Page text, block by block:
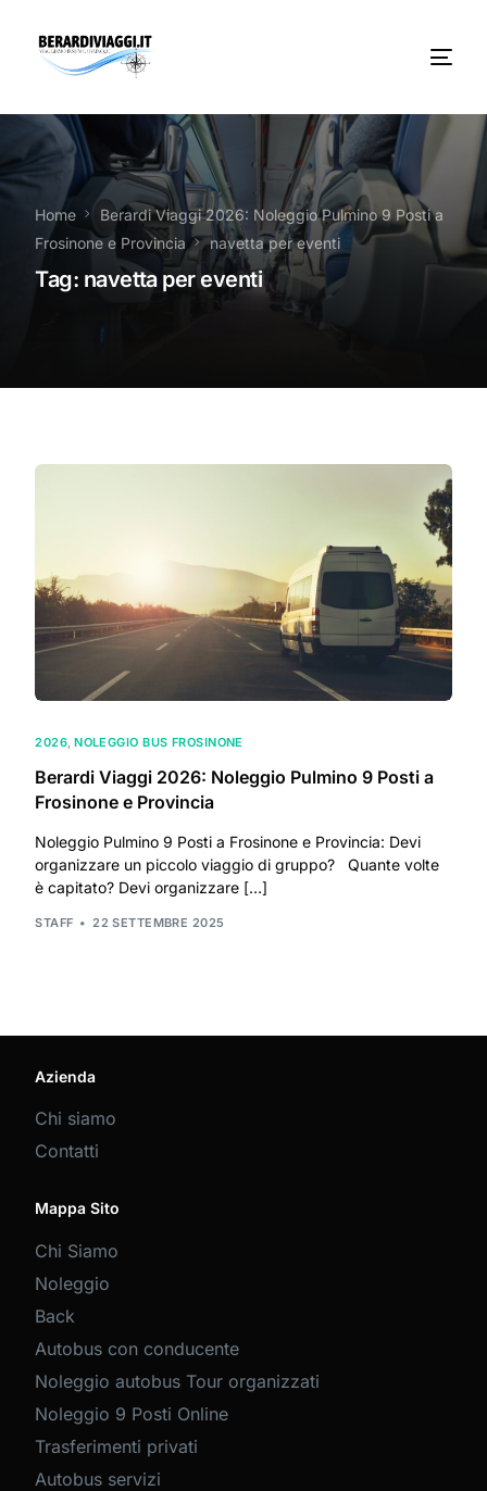
Home
Berardi Viaggi 2026: Noleggio Pulmino 9 Posti a
Frosinone e Provincia
navetta per eventi
Tag: navetta per eventi
2026,NOLEGGIO BUS FROSINONE
Berardi Viaggi 2026: Noleggio Pulmino 9 Posti a
Frosinone e Provincia
Noleggio Pulmino 9 Posti a Frosinone e Provincia: Devi
organizzare un piccolo viaggio di gruppo? Quante volte
è capitato? Devi organizzare […]
STAFF 22 SETTEMBRE 2025
Azienda
Chi siamo
Contatti
Mappa Sito
Chi Siamo
Noleggio
Back
Autobus con conducente
Noleggio autobus Tour organizzati
Noleggio 9 Posti Online
Trasferimenti privati
Autobus servizi
Chi Siamo
Noleggio
Autobus servizi
Vacanze Viaggi Frosinone